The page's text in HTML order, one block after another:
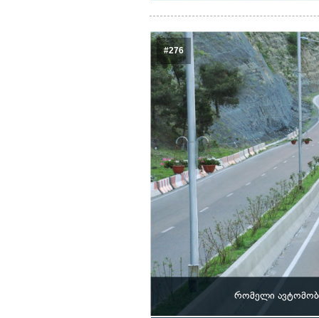
#276
რომელი